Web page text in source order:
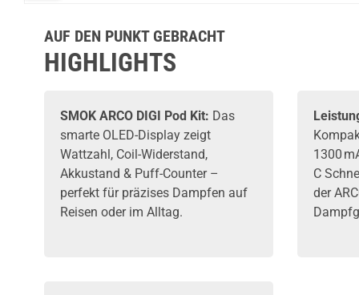
AUF DEN PUNKT GEBRACHT
HIGHLIGHTS
SMOK ARCO DIGI Pod Kit: Das
smarte OLED-Display zeigt
Wattzahl, Coil-Widerstand,
Akkustand & Puff-Counter –
perfekt für präzises Dampfen auf
Reisen oder im Alltag.
1300
C
der